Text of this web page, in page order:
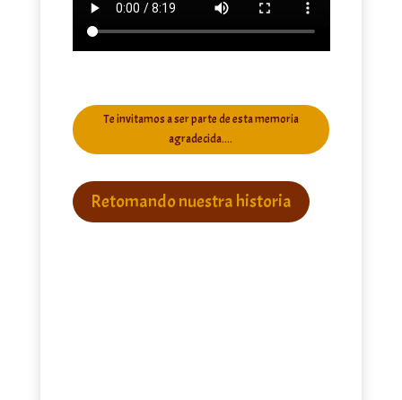
Te invitamos a ser parte de esta memoria
agradecida....
Retomando nuestra historia